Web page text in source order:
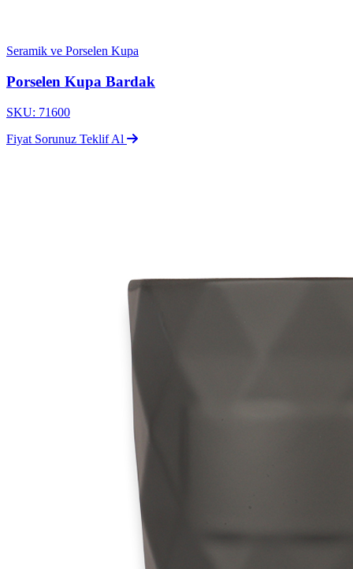
Seramik ve Porselen Kupa
Porselen Kupa Bardak
SKU: 71600
Fiyat Sorunuz Teklif Al